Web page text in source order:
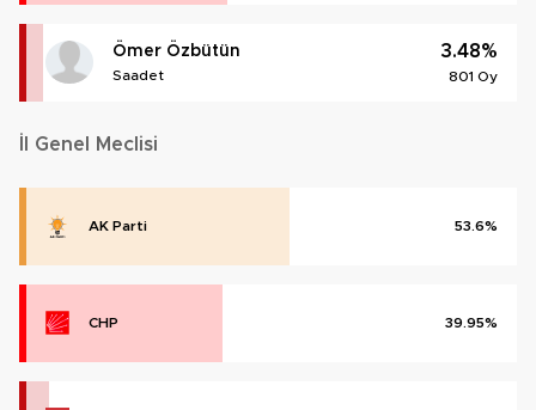
Ömer Özbütün
Saadet
3.48%
801 Oy
İl Genel Meclisi
AK Parti 53.6%
CHP 39.95%